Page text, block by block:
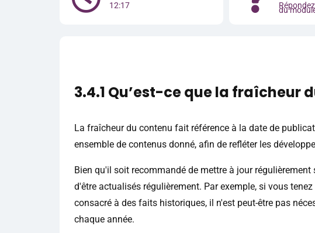
12:17 du
3.4.1 Qu’est-ce que la fraîcheur
La fraîcheur du contenu fait référence à la date de
ensemble de contenus donné, afin de refléter les
Bien qu'il soit recommandé de mettre à jour
d'être actualisés régulièrement. Par exemple, si vous
consacré à des faits historiques, il n'est peut-être pas
chaque année.